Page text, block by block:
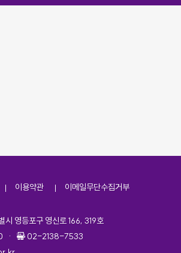
이용약관 이메일무단수집거부
시 영등포구 영신로 166, 319호
· 팩스번호
02-2138-7533